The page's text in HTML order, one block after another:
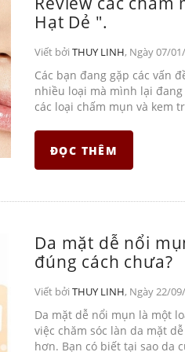
Hạt Dẻ ".
Viết bởi THUY LINH, Ngày 07/
Các bạn đang gặp các vấn
nhiều loại mà mình lại
các loại chấm mụn và kem
ĐỌC THÊM
Da mặt dễ nổi
đúng cách chưa?
Viết bởi THUY LINH, Ngày 22/
Da mặt dễ nổi mụn là một
việc chăm sóc làn da mặt
hơn. Bạn có biết tại sao da